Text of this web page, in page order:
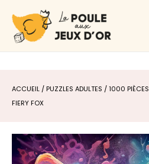
contenu
ACCUEIL /PUZZLES ADULTES /1000 PIÈCES
FIERY FOX